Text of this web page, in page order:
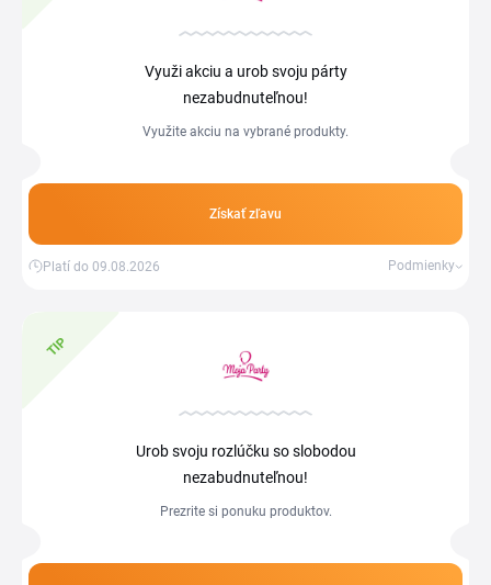
Využi akciu a urob svoju párty
nezabudnuteľnou!
Využite akciu na vybrané produkty.
Získať zľavu
Platí do 09.08.2026 Podmienky
TIP
Urob svoju rozlúčku so slobodou
nezabudnuteľnou!
Prezrite si ponuku produktov.